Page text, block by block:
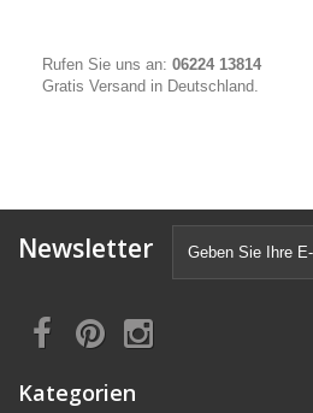
Rufen Sie uns an: 06224 13814
Gratis Versand in Deutschland.
Newsletter
Kategorien